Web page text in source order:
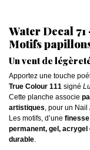
Water Decal 71
Motifs
Un vent de
Apportez une touche
True Colour 111 signé
Cette planche associe
artistiques, pour un Nail
Les motifs, d’une
permanent, gel, acrygel
durable.